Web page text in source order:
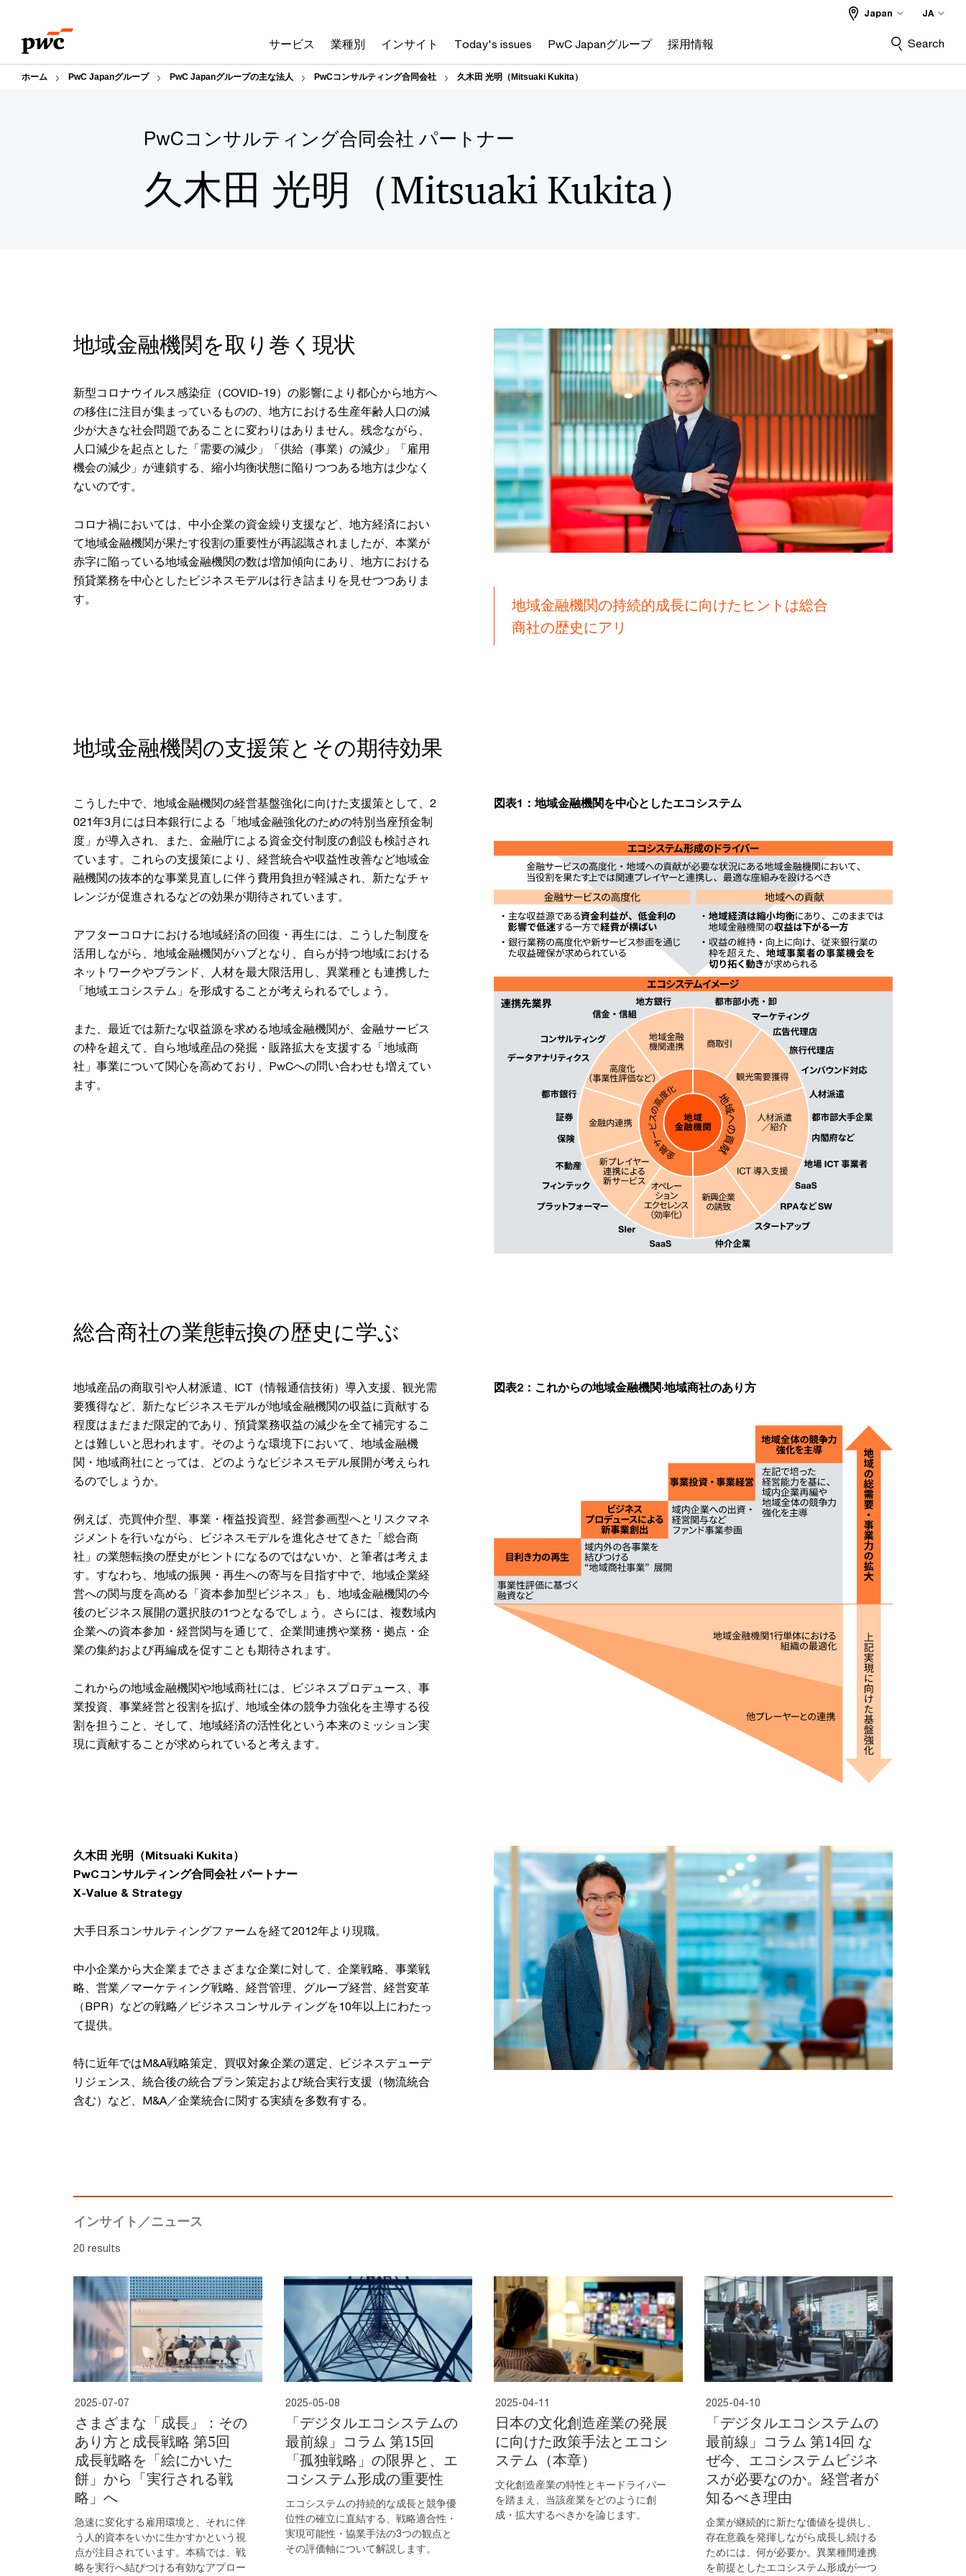
content
footer
サービス 業種別 インサイト Today's issues PwC Japanグループ 採用情報
Japan JA
Search
ホーム PwC Japanグループ PwC Japanグループの主な法人 PwCコンサルティング合同会社 久木田 光明（Mitsuaki Kukita）
PwCコンサルティング合同会社 パートナー
久木田 光明（Mitsuaki Kukita）
地域金融機関を取り巻く現状
新型コロナウイルス感染症（COVID-19）の影響により都心から地方へ
の移住に注目が集まっているものの、地方における生産年齢人口の減
少が大きな社会問題であることに変わりはありません。残念ながら、
人口減少を起点とした「需要の減少」「供給（事業）の減少」「雇用
機会の減少」が連鎖する、縮小均衡状態に陥りつつある地方は少なく
ないのです。
コロナ禍においては、中小企業の資金繰り支援など、地方経済におい
て地域金融機関が果たす役割の重要性が再認識されましたが、本業が
赤字に陥っている地域金融機関の数は増加傾向にあり、地方における
預貸業務を中心としたビジネスモデルは行き詰まりを見せつつありま
す。
地域金融機関の持続的成長に向けたヒントは総合
商社の歴史にアリ
地域金融機関の支援策とその期待効果
こうした中で、地域金融機関の経営基盤強化に向けた支援策として、2
021年3月には日本銀行による「地域金融強化のための特別当座預金制
度」が導入され、また、金融庁による資金交付制度の創設も検討され
ています。これらの支援策により、経営統合や収益性改善など地域金
融機関の抜本的な事業見直しに伴う費用負担が軽減され、新たなチャ
レンジが促進されるなどの効果が期待されています。
アフターコロナにおける地域経済の回復・再生には、こうした制度を
活用しながら、地域金融機関がハブとなり、自らが持つ地域における
ネットワークやブランド、人材を最大限活用し、異業種とも連携した
「地域エコシステム」を形成することが考えられるでしょう。
また、最近では新たな収益源を求める地域金融機関が、金融サービス
の枠を超えて、自ら地域産品の発掘・販路拡大を支援する「地域商
社」事業について関心を高めており、PwCへの問い合わせも増えてい
ます。
図表1：地域金融機関を中心としたエコシステム
総合商社の業態転換の歴史に学ぶ
地域産品の商取引や人材派遣、ICT（情報通信技術）導入支援、観光需
要獲得など、新たなビジネスモデルが地域金融機関の収益に貢献する
程度はまだまだ限定的であり、預貸業務収益の減少を全て補完するこ
とは難しいと思われます。そのような環境下において、地域金融機
関・地域商社にとっては、どのようなビジネスモデル展開が考えられ
るのでしょうか。
例えば、売買仲介型、事業・権益投資型、経営参画型へとリスクマネ
ジメントを行いながら、ビジネスモデルを進化させてきた「総合商
社」の業態転換の歴史がヒントになるのではないか、と筆者は考えま
す。すなわち、地域の振興・再生への寄与を目指す中で、地域企業経
営への関与度を高める「資本参加型ビジネス」も、地域金融機関の今
後のビジネス展開の選択肢の1つとなるでしょう。さらには、複数域内
企業への資本参加・経営関与を通じて、企業間連携や業務・拠点・企
業の集約および再編成を促すことも期待されます。
これからの地域金融機関や地域商社には、ビジネスプロデュース、事
業投資、事業経営と役割を拡げ、地域全体の競争力強化を主導する役
割を担うこと、そして、地域経済の活性化という本来のミッション実
現に貢献することが求められていると考えます。
図表2：これからの地域金融機関·地域商社のあり方
久木田 光明（Mitsuaki Kukita）
PwCコンサルティング合同会社 パートナー
X-Value & Strategy
大手日系コンサルティングファームを経て2012年より現職。
中小企業から大企業までさまざまな企業に対して、企業戦略、事業戦
略、営業／マーケティング戦略、経営管理、グループ経営、経営変革
（BPR）などの戦略／ビジネスコンサルティングを10年以上にわたっ
て提供。
特に近年ではM&A戦略策定、買収対象企業の選定、ビジネスデューデ
リジェンス、統合後の統合プラン策定および統合実行支援（物流統合
含む）など、M&A／企業統合に関する実績を多数有する。
インサイト／ニュース
20 results
2025-07-07
さまざまな「成長」：その
あり方と成長戦略 第5回
成長戦略を「絵にかいた
餅」から「実行される戦
略」へ
急速に変化する雇用環境と、それに伴
う人的資本をいかに生かすかという視
点が注目されています。本稿では、戦
略を実行へ結びつける有効なアプロー
2025-05-08
「デジタルエコシステムの
最前線」コラム 第15回
「孤独戦略」の限界と、エ
コシステム形成の重要性
エコシステムの持続的な成長と競争優
位性の確立に直結する、戦略適合性・
実現可能性・協業手法の3つの観点と
その評価軸について解説します。
2025-04-11
日本の文化創造産業の発展
に向けた政策手法とエコシ
ステム（本章）
文化創造産業の特性とキードライバー
を踏まえ、当該産業をどのように創
成・拡大するべきかを論じます。
2025-04-10
「デジタルエコシステムの
最前線」コラム 第14回 な
ぜ今、エコシステムビジネ
スが必要なのか。経営者が
知るべき理由
企業が継続的に新たな価値を提供し、
存在意義を発揮しながら成長し続ける
ためには、何が必要か。異業種間連携
を前提としたエコシステム形成が一つ